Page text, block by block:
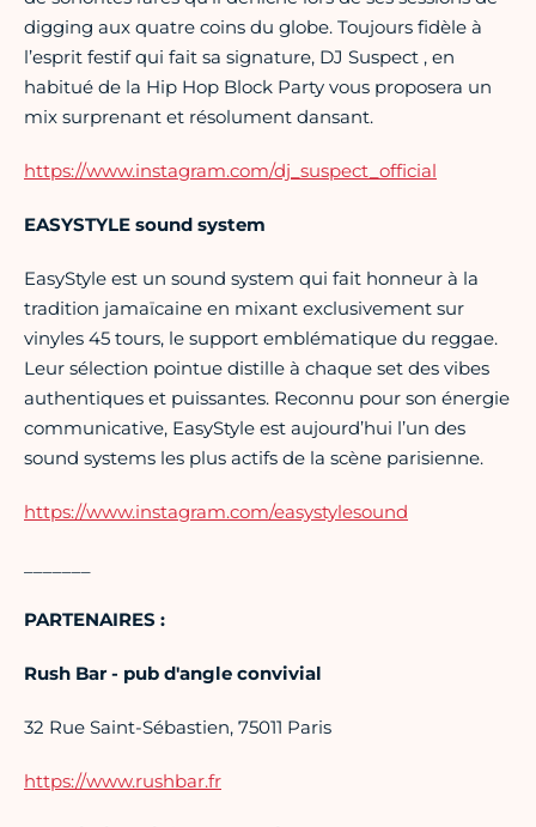
digging aux quatre coins du globe. Toujours fidèle à
l’esprit festif qui fait sa signature, DJ Suspect , en
habitué de la Hip Hop Block Party vous proposera un
mix surprenant et résolument dansant.
https://www.instagram.com/dj_suspect_official
EASYSTYLE sound system
EasyStyle est un sound system qui fait honneur à la
tradition jamaïcaine en mixant exclusivement sur
vinyles 45 tours, le support emblématique du reggae.
Leur sélection pointue distille à chaque set des vibes
authentiques et puissantes. Reconnu pour son énergie
communicative, EasyStyle est aujourd’hui l’un des
sound systems les plus actifs de la scène parisienne.
https://www.instagram.com/easystylesound
PARTENAIRES :
Rush Bar - pub d'angle convivial
32 Rue Saint-Sébastien, 75011 Paris
https://www.rushbar.fr